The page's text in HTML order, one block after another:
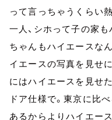
って言っちゃうくらい熱
一人、シホって子の家
ちゃんもハイエースな
イエースの写真を見せに
にはハイエースを見せ
ドア仕様で。東京に比
あるからよりハイエー